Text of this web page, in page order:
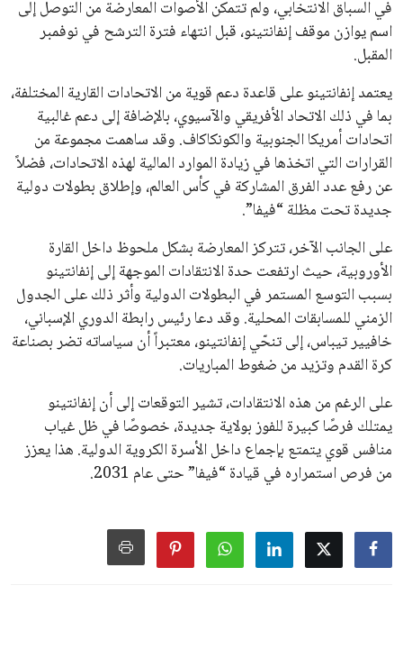
في السباق الانتخابي، ولم تتمكن الأصوات المعارضة من التوصل إلى
اسم يوازن موقف إنفانتينو، قبل انتهاء فترة الترشح في نوفمبر
المقبل.
يعتمد إنفانتينو على قاعدة دعم قوية من الاتحادات القارية المختلفة،
بما في ذلك الاتحاد الأفريقي والآسيوي، بالإضافة إلى دعم غالبية
اتحادات أمريكا الجنوبية والكونكاكاف. وقد ساهمت مجموعة من
القرارات التي اتخذها في زيادة الموارد المالية لهذه الاتحادات، فضلاً
عن رفع عدد الفرق المشاركة في كأس العالم، وإطلاق بطولات دولية
جديدة تحت مظلة “فيفا”.
على الجانب الآخر، تتركز المعارضة بشكل ملحوظ داخل القارة
الأوروبية، حيث ارتفعت حدة الانتقادات الموجهة إلى إنفانتينو
بسبب التوسع المستمر في البطولات الدولية وأثر ذلك على الجدول
الزمني للمسابقات المحلية. وقد دعا رئيس رابطة الدوري الإسباني،
خافيير تيباس، إلى تنحّي إنفانتينو، معتبراً أن سياساته تضر بصناعة
كرة القدم وتزيد من ضغوط المباريات.
على الرغم من هذه الانتقادات، تشير التوقعات إلى أن إنفانتينو
يمتلك فرصًا كبيرة للفوز بولاية جديدة، خصوصًا في ظل غياب
منافس قوي يتمتع بإجماع داخل الأسرة الكروية الدولية. هذا يعزز
من فرص استمراره في قيادة “فيفا” حتى عام 2031.